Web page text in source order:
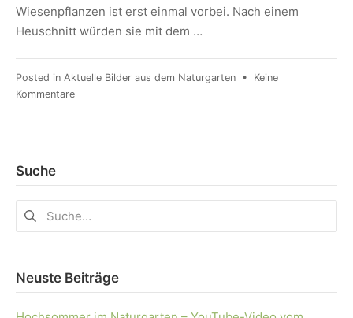
Wiesenpflanzen ist erst einmal vorbei. Nach einem
Heuschnitt würden sie mit dem …
Posted in Aktuelle Bilder aus dem Naturgarten • Keine
Kommentare
Suche
Neuste Beiträge